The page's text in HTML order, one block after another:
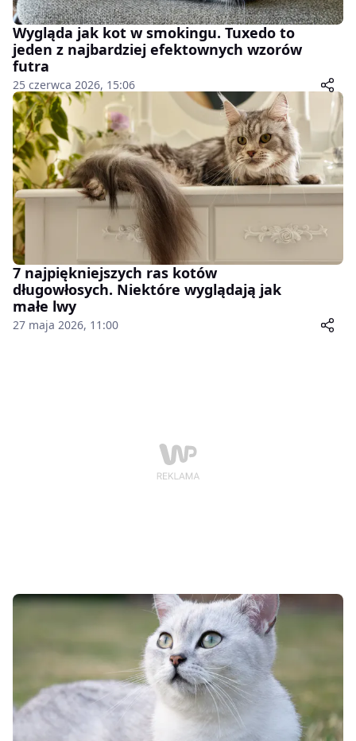
Wygląda jak kot w smokingu. Tuxedo to
jeden z najbardziej efektownych wzorów
futra
25 czerwca 2026, 15:06
7 najpiękniejszych ras kotów
długowłosych. Niektóre wyglądają jak
małe lwy
27 maja 2026, 11:00